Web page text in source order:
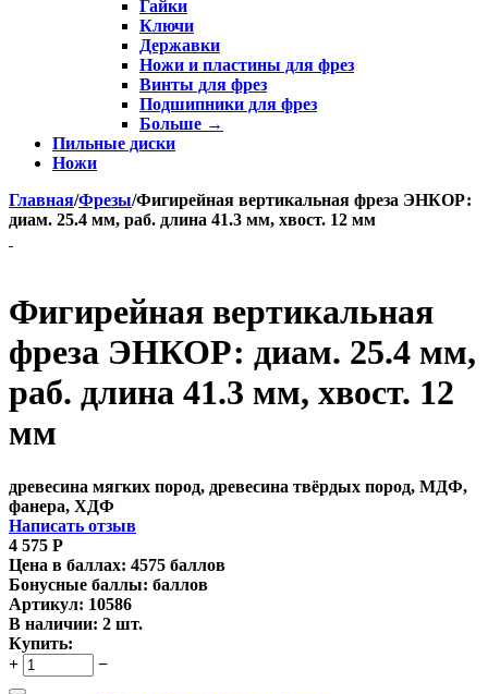
Гайки
Ключи
Державки
Ножи и пластины для фрез
Винты для фрез
Подшипники для фрез
Больше →
Пильные диски
Ножи
Главная/Фрезы/Фигирейная вертикальная фреза ЭНКОР:
диам. 25.4 мм, раб. длина 41.3 мм, хвост. 12 мм
Фигирейная вертикальная
фреза ЭНКОР: диам. 25.4 мм,
раб. длина 41.3 мм, хвост. 12
мм
древесина мягких пород, древесина твёрдых пород, МДФ,
фанера, ХДФ
Написать отзыв
4 575 Р
Цена в баллах: 4575 баллов
Бонусные баллы: баллов
Артикул: 10586
В наличии: 2 шт.
Купить:
+
−